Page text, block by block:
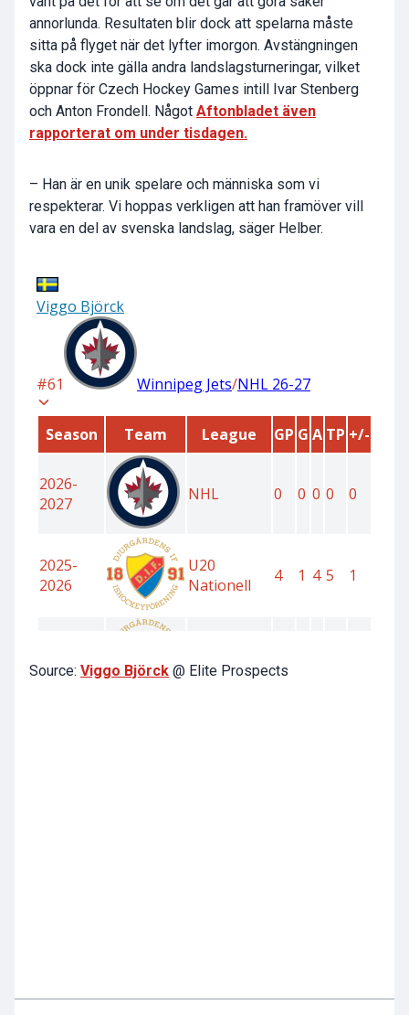
annorlunda. Resultaten blir dock att spelarna måste
sitta på flyget när det lyfter imorgon. Avstängningen
ska dock inte gälla andra landslagsturneringar, vilket
öppnar för Czech Hockey Games intill Ivar Stenberg
och Anton Frondell. Något Aftonbladet även
rapporterat om under tisdagen.
– Han är en unik spelare och människa som vi
respekterar. Vi hoppas verkligen att han framöver vill
vara en del av svenska landslag, säger Helber.
Source: Viggo Björck @ Elite Prospects